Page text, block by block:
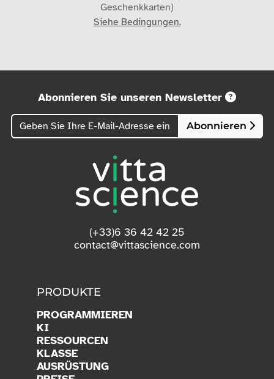
Geschenkkarten)
Siehe Bedingungen.
Abonnieren Sie unseren Newsletter
Abonnieren
(+33)6 36 42 42 25
contact@vittascience.com
PRODUKTE
PROGRAMMIEREN
KI
RESSOURCEN
KLASSE
AUSRÜSTUNG